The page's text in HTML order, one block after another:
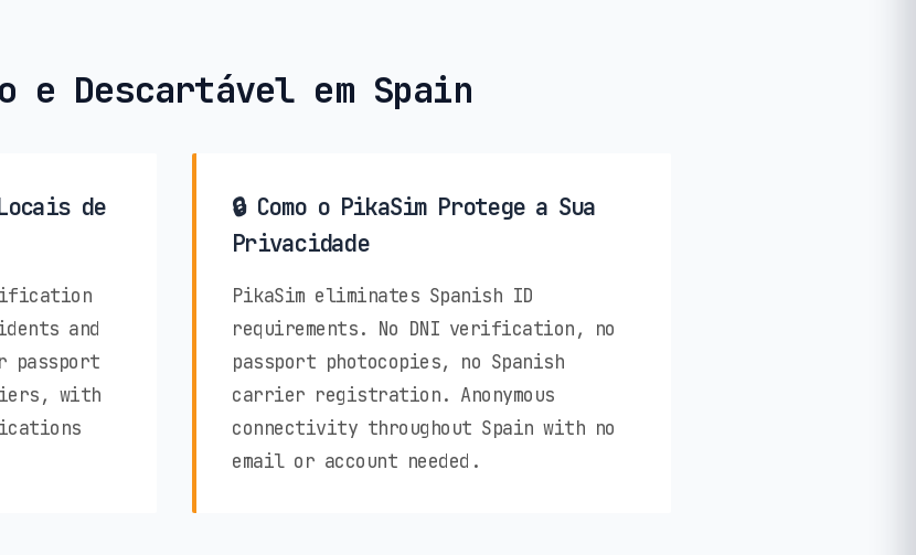
e Descartável em Spain
de
and
passport
with
🔒 Como o PikaSim Protege a Sua
Privacidade
PikaSim eliminates Spanish ID
requirements. No DNI verification, no
passport photocopies, no Spanish
carrier registration. Anonymous
connectivity throughout Spain with no
email or account needed.